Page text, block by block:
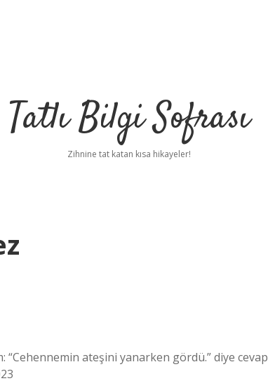
Tatlı Bilgi Sofrası
Zihnine tat katan kısa hikayeler!
ateşini yanarken gördü.” diye cevap